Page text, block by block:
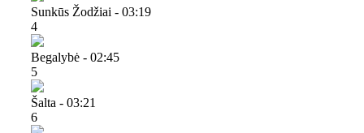
Sunkūs Žodžiai - 03:19
4
Begalybė - 02:45
5
Šalta - 03:21
6